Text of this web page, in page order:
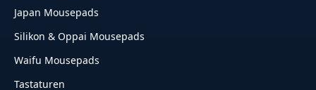
Japan Mousepads
Silikon & Oppai Mousepads
Waifu Mousepads
Tastaturen